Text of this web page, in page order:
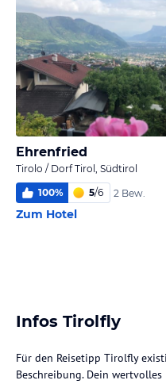
Ehrenfried
Tirolo / Dorf Tirol, Südtirol
100% 5/6 2 Bew.
Zum Hotel
Infos Tirolfly
Für den Reisetipp Tirolfly
Beschreibung. Dein